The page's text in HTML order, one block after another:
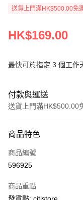
送貨上門滿HK$500.00免
HK$169.00
最快可於指定 3 個工作
付款與運送
送貨上門滿HK$500.00
信用卡
AlipayHK
WeChat Pay
商品特色
商品編號
596925
商品重點